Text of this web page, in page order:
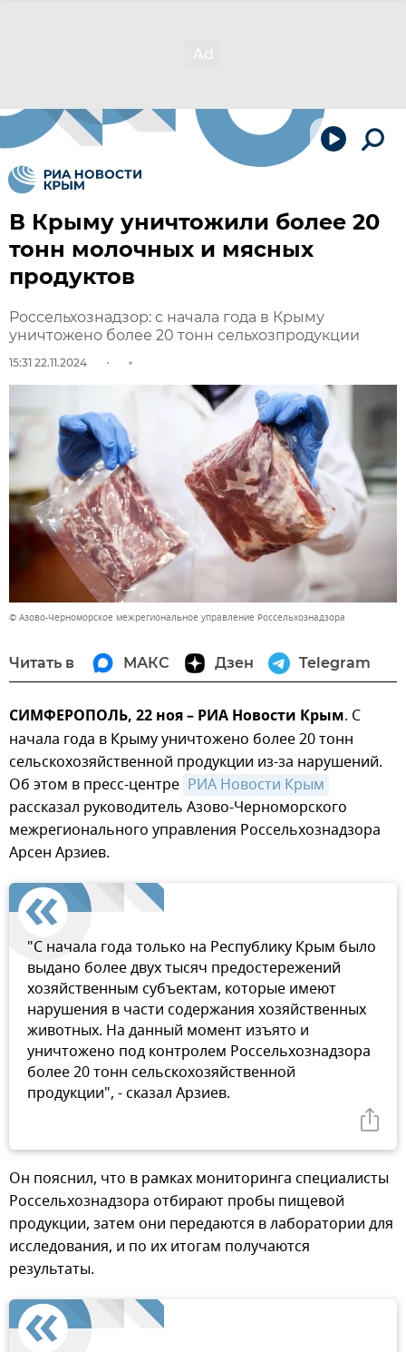
В Крыму уничтожили более 20
тонн молочных и мясных
продуктов
Россельхознадзор: с начала года в Крыму
уничтожено более 20 тонн сельхозпродукции
15:31 22.11.2024
© Азово-Черноморское межрегиональное управление Россельхознадзора
Читать в МАКС Дзен Telegram
СИМФЕРОПОЛЬ, 22 ноя – РИА Новости Крым. С
начала года в Крыму уничтожено более 20 тонн
сельскохозяйственной продукции из-за нарушений.
Об этом в пресс-центре РИА Новости Крым
рассказал руководитель Азово-Черноморского
межрегионального управления Россельхознадзора
Арсен Арзиев.
"С начала года только на Республику Крым было
выдано более двух тысяч предостережений
хозяйственным субъектам, которые имеют
нарушения в части содержания хозяйственных
животных. На данный момент изъято и
уничтожено под контролем Россельхознадзора
более 20 тонн сельскохозяйственной
продукции", - сказал Арзиев.
Он пояснил, что в рамках мониторинга специалисты
Россельхознадзора отбирают пробы пищевой
продукции, затем они передаются в лаборатории для
исследования, и по их итогам получаются
результаты.